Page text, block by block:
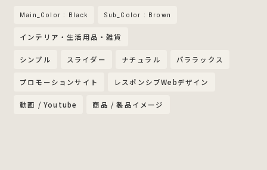
Main_Color : Black Sub_Color : Brown
インテリア・生活用品・雑貨
シンプル スライダー ナチュラル パララックス
プロモーションサイト レスポンシブWebデザイン
動画 / Youtube 商品 / 製品イメージ